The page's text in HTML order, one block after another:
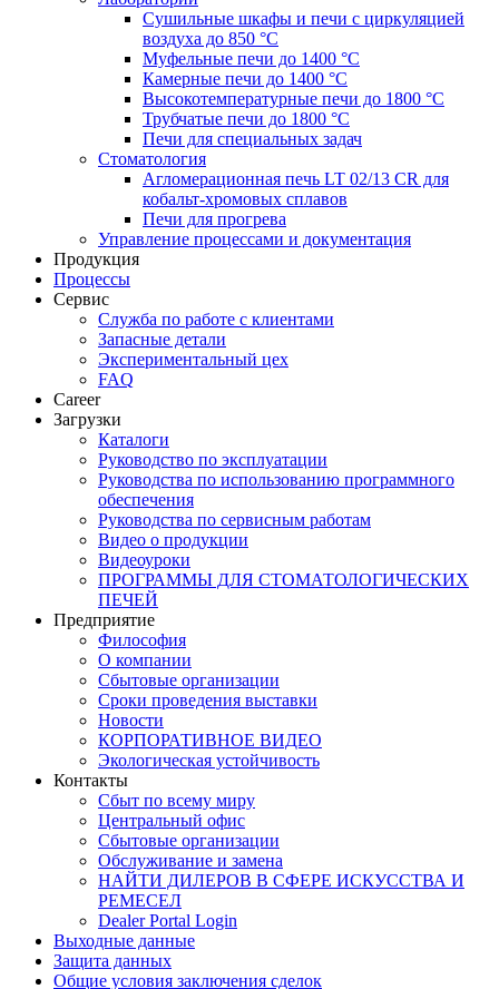
Сушильные шкафы и печи с циркуляцией
воздуха до 850 °C
Муфельные печи до 1400 °C
Камерные печи до 1400 °C
Высокотемпературные печи до 1800 °C
Трубчатые печи до 1800 °C
Печи для специальных задач
Стоматология
Агломерационная печь LT 02/13 CR для
кобальт-хромовых сплавов
Печи для прогрева
Управление процессами и документация
Продукция
Процессы
Сервис
Служба по работе с клиентами
Запасные детали
Экспериментальный цех
FAQ
Career
Загрузки
Каталоги
Руководство по эксплуатации
Руководства по использованию программного
обеспечения
Руководства по сервисным работам
Видео о продукции
Видеоуроки
ПРОГРАММЫ ДЛЯ СТОМАТОЛОГИЧЕСКИХ
ПЕЧЕЙ
Предприятие
Философия
О компании
Сбытовые организации
Сроки проведения выставки
Новости
КОРПОРАТИВНОЕ ВИДЕО
Экологическая устойчивость
Контакты
Сбыт по всему миру
Центральный офис
Сбытовые организации
Обслуживание и замена
НАЙТИ ДИЛЕРОВ В СФЕРЕ ИСКУССТВА И
РЕМЕСЕЛ
Dealer Portal Login
Выходные данные
Защита данных
Общие условия заключения сделок